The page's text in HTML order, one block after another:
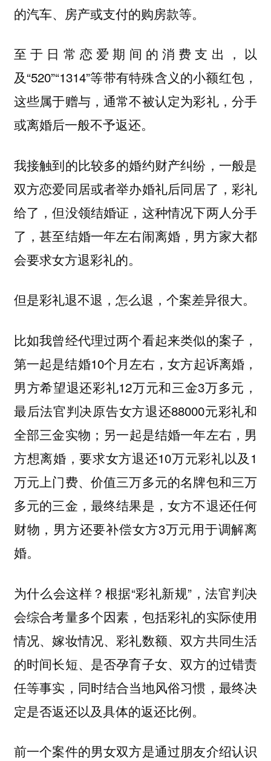
的汽车、房产或支付的购房款等。
至于日常恋爱期间的消费支出，以
及“520”“1314”等带有特殊含义的小额红包，
这些属于赠与，通常不被认定为彩礼，分手
或离婚后一般不予返还。
我接触到的比较多的婚约财产纠纷，一般是
双方恋爱同居或者举办婚礼后同居了，彩礼
给了，但没领结婚证，这种情况下两人分手
了，甚至结婚一年左右闹离婚，男方家大都
会要求女方退彩礼的。
但是彩礼退不退，怎么退，个案差异很大。
比如我曾经代理过两个看起来类似的案子，
第一起是结婚10个月左右，女方起诉离婚，
男方希望退还彩礼12万元和三金3万多元，
最后法官判决原告女方退还88000元彩礼和
全部三金实物；另一起是结婚一年左右，男
方想离婚，要求女方退还10万元彩礼以及1
万元上门费、价值三万多元的名牌包和三万
多元的三金，最终结果是，女方不退还任何
财物，男方还要补偿女方3万元用于调解离
婚。
为什么会这样？根据“彩礼新规”，法官判决
会综合考量多个因素，包括彩礼的实际使用
情况、嫁妆情况、彩礼数额、双方共同生活
的时间长短、是否孕育子女、双方的过错责
任等事实，同时结合当地风俗习惯，最终决
定是否返还以及具体的返还比例。
前一个案件的男女双方是通过朋友介绍认识